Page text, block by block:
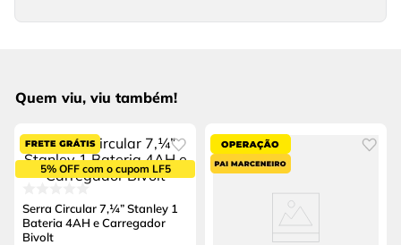
Quem viu, viu também!
5% OFF com o cupom LF5
Serra Circular 7,¼” Stanley 1
Bateria 4AH e Carregador
Bivolt